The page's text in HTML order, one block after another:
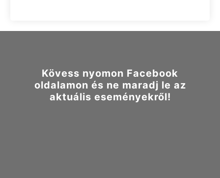
Kövess nyomon Facebook
oldalamon és ne maradj le az
aktuális eseményekről!